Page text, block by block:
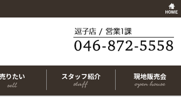
売りたい スタッフ紹介 現地販売会